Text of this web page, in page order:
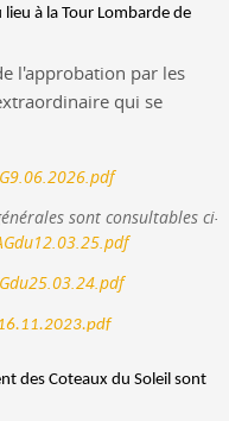
à la Tour Lombarde de
l'approbation par les
qui se
sont consultables ci-
des Coteaux du Soleil sont